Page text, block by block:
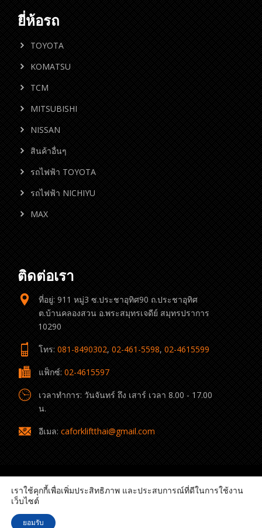
ยี่ห้อรถ
TOYOTA
KOMATSU
TCM
MITSUBISHI
NISSAN
สินค้าอื่นๆ
รถไฟฟ้า TOYOTA
รถไฟฟ้า NICHIYU
MAX
ติดต่อเรา
ที่อยู่: 911 หมู่3 ซ.ประชาอุทิศ90 ถ.ประชาอุทิศ
ต.บ้านคลองสวน อ.พระสมุทรเจดีย์ สมุทรปราการ
10290
โทร: 081-8490302, 02-461-5598, 02-4615599
แฟ็กซ์: 02-4615597
เวลาทำการ: วันจันทร์ ถึง เสาร์ เวลา 8.00 - 17.00
น.
อีเมล: caforkliftthai@gmail.com
เราใช้คุกกี้เพื่อเพิ่มประสิทธิภาพ และประสบการณ์ที่ดีในการใช้งาน
เว็บไซต์
ยอมรับ